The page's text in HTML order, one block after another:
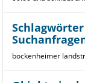
bockenheimer